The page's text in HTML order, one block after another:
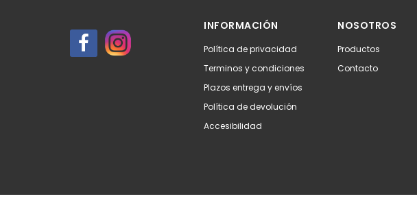
INFORMACIÓN
Política de privacidad
Terminos y condiciones
Plazos entrega y envíos
Política de devolución
Accesibilidad
NOSOTROS
Productos
Contacto